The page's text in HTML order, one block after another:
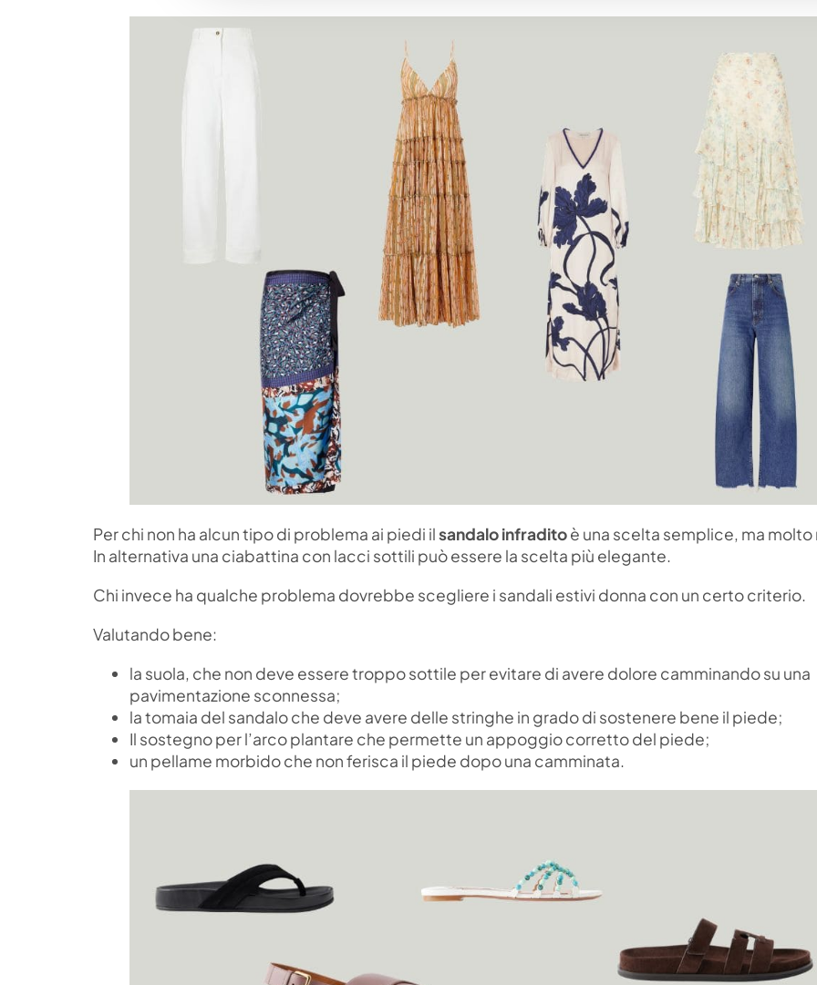
Per chi non ha alcun tipo di problema ai piedi ilsandalo infraditoè una scelta semplice, ma
In alternativa una ciabattina con lacci sottili può essere la scelta più elegante.
Chi invece ha qualche problema dovrebbe scegliere i sandali estivi donna con un certo criterio.
Valutando bene:
la suola, che non deve essere troppo sottile per evitare di avere dolore camminando su una
pavimentazione sconnessa;
la tomaia del sandalo che deve avere delle stringhe in grado di sostenere bene il piede;
Il sostegno per l’arco plantare che permette un appoggio corretto del piede;
un pellame morbido che non ferisca il piede dopo una camminata.